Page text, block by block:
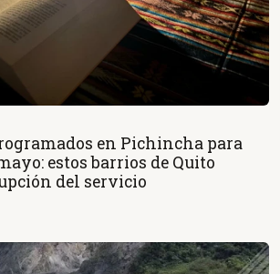
en Pichincha para
estos barrios de Quito
del servicio